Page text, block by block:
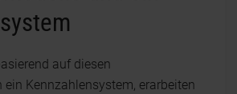
auf diesen
ein Kennzahlensystem, erarbeiten